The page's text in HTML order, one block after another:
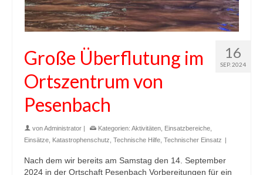
16
SEP. 2024
Große Überflutung im
Ortszentrum von
Pesenbach
vonAdministrator | Kategorien: Aktivitäten Einsatzbereiche
Einsätze Katastrophenschutz Technische Hilfe Technischer Einsatz |
Nach dem wir bereits am Samstag den 14. September
2024 in der Ortschaft Pesenbach Vorbereitungen für ein